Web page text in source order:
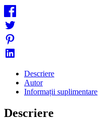
Descriere
Autor
Informații suplimentare
Descriere